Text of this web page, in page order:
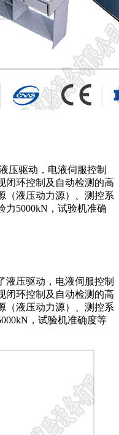
压驱动，电液伺服控制
闭环控制及自动检测的高
（液压动力源）、测控系
力5000kN，试验机准确
压驱动，电液伺服控制
闭环控制及自动检测的高
（液压动力源）、测控系
，试验机准确度等